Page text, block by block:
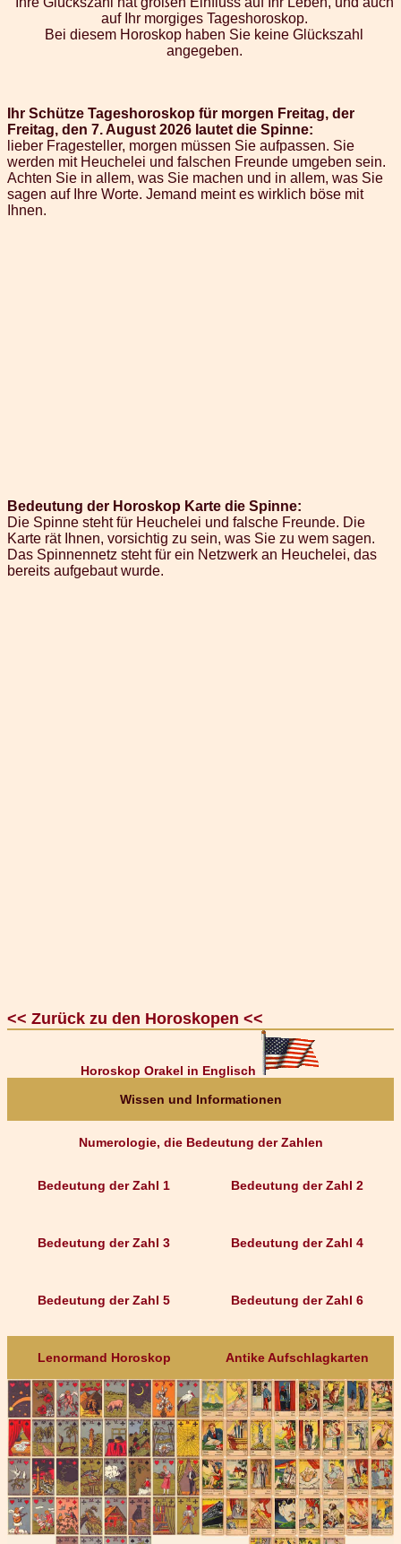
auf Ihr morgiges Tageshoroskop.
Bei diesem Horoskop haben Sie keine Glückszahl
angegeben.
Ihr Schütze Tageshoroskop für morgen Freitag, der
Freitag, den 7. August 2026 lautet die Spinne:
lieber Fragesteller, morgen müssen Sie aufpassen. Sie
werden mit Heuchelei und falschen Freunde umgeben sein.
Achten Sie in allem, was Sie machen und in allem, was Sie
sagen auf Ihre Worte. Jemand meint es wirklich böse mit
Ihnen.
Bedeutung der Horoskop Karte die Spinne:
Die Spinne steht für Heuchelei und falsche Freunde. Die
Karte rät Ihnen, vorsichtig zu sein, was Sie zu wem sagen.
Das Spinnennetz steht für ein Netzwerk an Heuchelei, das
bereits aufgebaut wurde.
<< Zurück zu den Horoskopen <<
Horoskop Orakel in Englisch
Wissen und Informationen
Numerologie, die Bedeutung der Zahlen
Bedeutung der Zahl 1
Bedeutung der Zahl 3
Bedeutung der Zahl 5
Bedeutung der Zahl 2
Bedeutung der Zahl 4
Bedeutung der Zahl 6
Lenormand Horoskop Antike Aufschlagkarten